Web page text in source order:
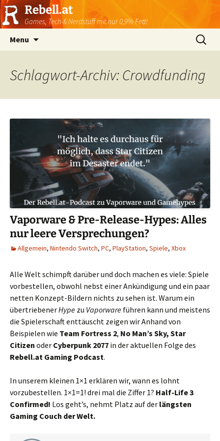
Rebell.at
Games, Tech & Nerdstuff mit nur 0,9% Fett!
Menu
Suchen
nach:
Schlagwort-Archiv: Crowdfunding
Vaporware & Pre-Release-Hypes: Alles
nur leere Versprechungen?
Allgemein, Nintendo Switch, PC, PlayStation, Spiele, Xbox
Alle Welt schimpft darüber und doch machen es viele: Spiele
vorbestellen, obwohl nebst einer Ankündigung und ein paar
netten Konzept-Bildern nichts zu sehen ist. Warum ein
übertriebenerHype zu Vaporware führen kann und meistens
die Spielerschaft enttäuscht zeigen wir Anhand von
Beispielen wie Team Fortress 2, No Man’s Sky, Star
Citizen oder Cyberpunk 2077 in der aktuellen Folge des
Rebell.at Gaming Podcast.
In unserem kleinen 1×1 erklären wir, wann es lohnt
vorzubestellen. 1×1=1! drei mal die Ziffer 1? Half-Life 3
Confirmed! Los geht’s, nehmt Platz auf der längsten
Gaming Couch der Welt.